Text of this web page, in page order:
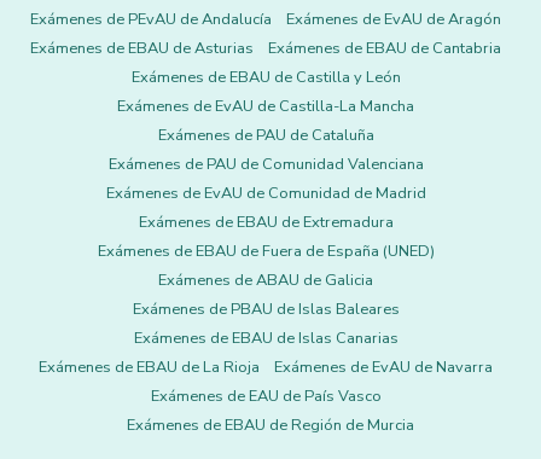
Exámenes de PEvAU de Andalucía
Exámenes de EvAU de Aragón
Exámenes de EBAU de Asturias
Exámenes de EBAU de Cantabria
Exámenes de EBAU de Castilla y León
Exámenes de EvAU de Castilla-La Mancha
Exámenes de PAU de Cataluña
Exámenes de PAU de Comunidad Valenciana
Exámenes de EvAU de Comunidad de Madrid
Exámenes de EBAU de Extremadura
Exámenes de EBAU de Fuera de España (UNED)
Exámenes de ABAU de Galicia
Exámenes de PBAU de Islas Baleares
Exámenes de EBAU de Islas Canarias
Exámenes de EBAU de La Rioja
Exámenes de EvAU de Navarra
Exámenes de EAU de País Vasco
Exámenes de EBAU de Región de Murcia